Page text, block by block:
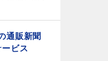
通販新聞
ビス